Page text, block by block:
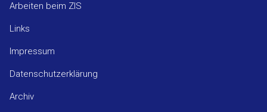
Arbeiten beim ZIS
Links
Impressum
Datenschutzerklärung
Archiv